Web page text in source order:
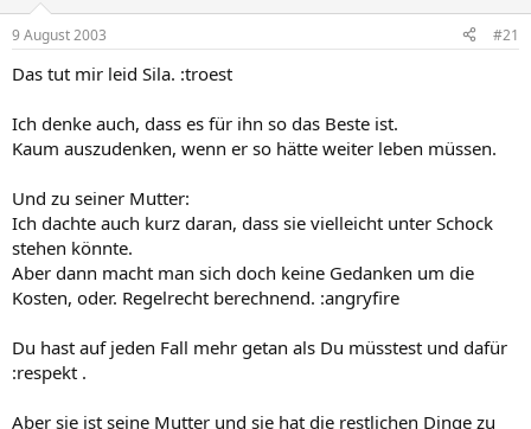
9 August 2003 #21
Das tut mir leid Sila. :troest
Ich denke auch, dass es für ihn so das Beste ist.
Kaum auszudenken, wenn er so hätte weiter leben müssen.
Und zu seiner Mutter:
Ich dachte auch kurz daran, dass sie vielleicht unter Schock
stehen könnte.
Aber dann macht man sich doch keine Gedanken um die
Kosten, oder. Regelrecht berechnend. :angryfire
Du hast auf jeden Fall mehr getan als Du müsstest und dafür
:respekt .
Aber sie ist seine Mutter und sie hat die restlichen Dinge zu